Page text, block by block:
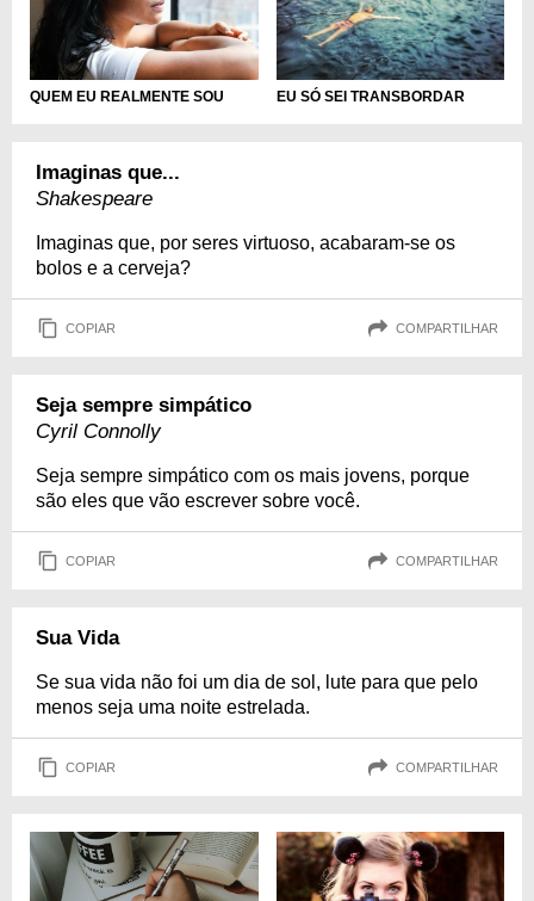
QUEM EU REALMENTE SOU EU SÓ SEI TRANSBORDAR
Imaginas que...
Shakespeare
Imaginas que, por seres virtuoso, acabaram-se os
bolos e a cerveja?
COPIAR COMPARTILHAR
Seja sempre simpático
Cyril Connolly
Seja sempre simpático com os mais jovens, porque
são eles que vão escrever sobre você.
COPIAR COMPARTILHAR
Sua Vida
Se sua vida não foi um dia de sol, lute para que pelo
menos seja uma noite estrelada.
COPIAR COMPARTILHAR